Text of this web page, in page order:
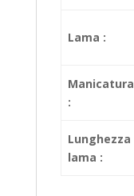
Lama :
Manicatura
:
Lunghezza
lama :